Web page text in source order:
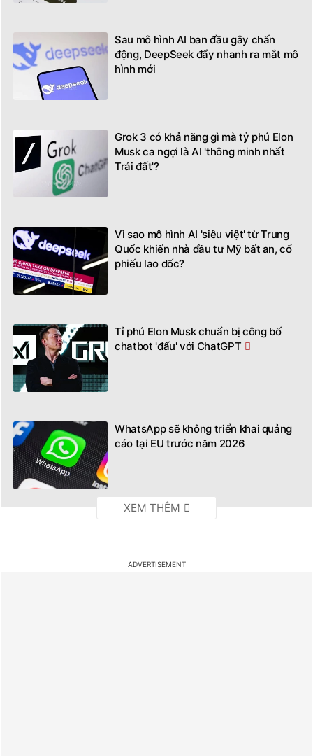
Sau mô hình AI ban đầu gây chấn
động, DeepSeek đẩy nhanh ra mắt mô
hình mới
Grok 3 có khả năng gì mà tỷ phú Elon
Musk ca ngợi là AI 'thông minh nhất
Trái đất'?
Vì sao mô hình AI 'siêu việt' từ Trung
Quốc khiến nhà đầu tư Mỹ bất an, cổ
phiếu lao dốc?
Tỉ phú Elon Musk chuẩn bị công bố
chatbot 'đấu' với ChatGPT
WhatsApp sẽ không triển khai quảng
cáo tại EU trước năm 2026